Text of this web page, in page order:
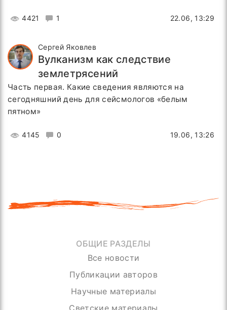
4421 1 22.06, 13:29
Сергей Яковлев
Вулканизм как следствие
землетрясений
Часть первая. Какие сведения являются на
сегодняшний день для сейсмологов «белым
пятном»
4145 0 19.06, 13:26
ОБЩИЕ РАЗДЕЛЫ
Все новости
Публикации авторов
Научные материалы